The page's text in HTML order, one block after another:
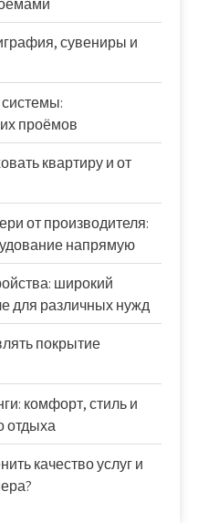
сувениры и
проёмов
квартиру и от
от производителя:
напрямую
широкий
для различных нужд
покрытие
комфорт, стиль и
отдыха
качество услуг и